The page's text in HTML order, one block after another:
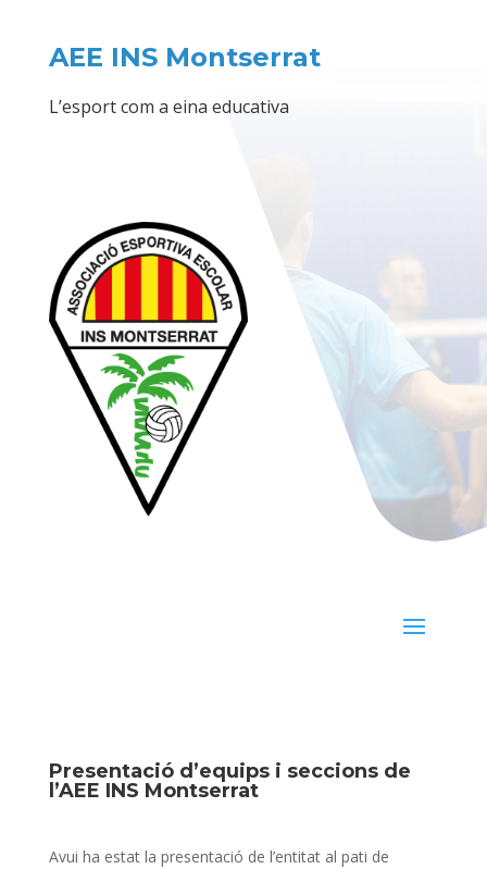
AEE INS Montserrat
L’esport com a eina educativa
Presentació d’equips i seccions de
l’AEE INS Montserrat
Avui ha estat la presentació de l’entitat al pati de